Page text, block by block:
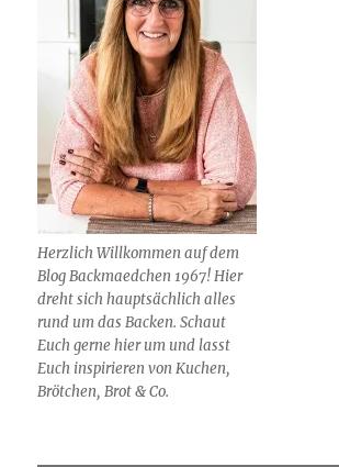
Herzlich Willkommen auf dem
Blog Backmaedchen 1967! Hier
dreht sich hauptsächlich alles
rund um das Backen. Schaut
Euch gerne hier um und lasst
Euch inspirieren von Kuchen,
Brötchen, Brot & Co.